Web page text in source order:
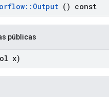
:: Output () const
públicas
x)